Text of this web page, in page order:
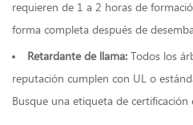
tema
de
decoración
coherente
6
requieren de 1 a 2 horas de
forma completa después de
Retardante de llama: Todos los
reputación cumplen con UL o
Busque una etiqueta de certificación